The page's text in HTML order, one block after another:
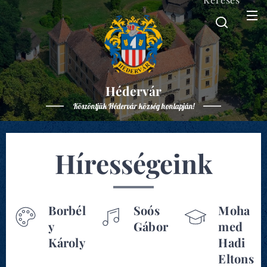
Hédervár
Köszöntjük Hédervár község honlapján!
Hírességeink
Borbél
y
Károly
Soós
Gábor
Moha
med
Hadi
Eltons